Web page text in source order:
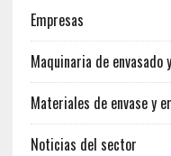
Empresas
Maquinaria de envasado
Materiales de envase y
Noticias del sector